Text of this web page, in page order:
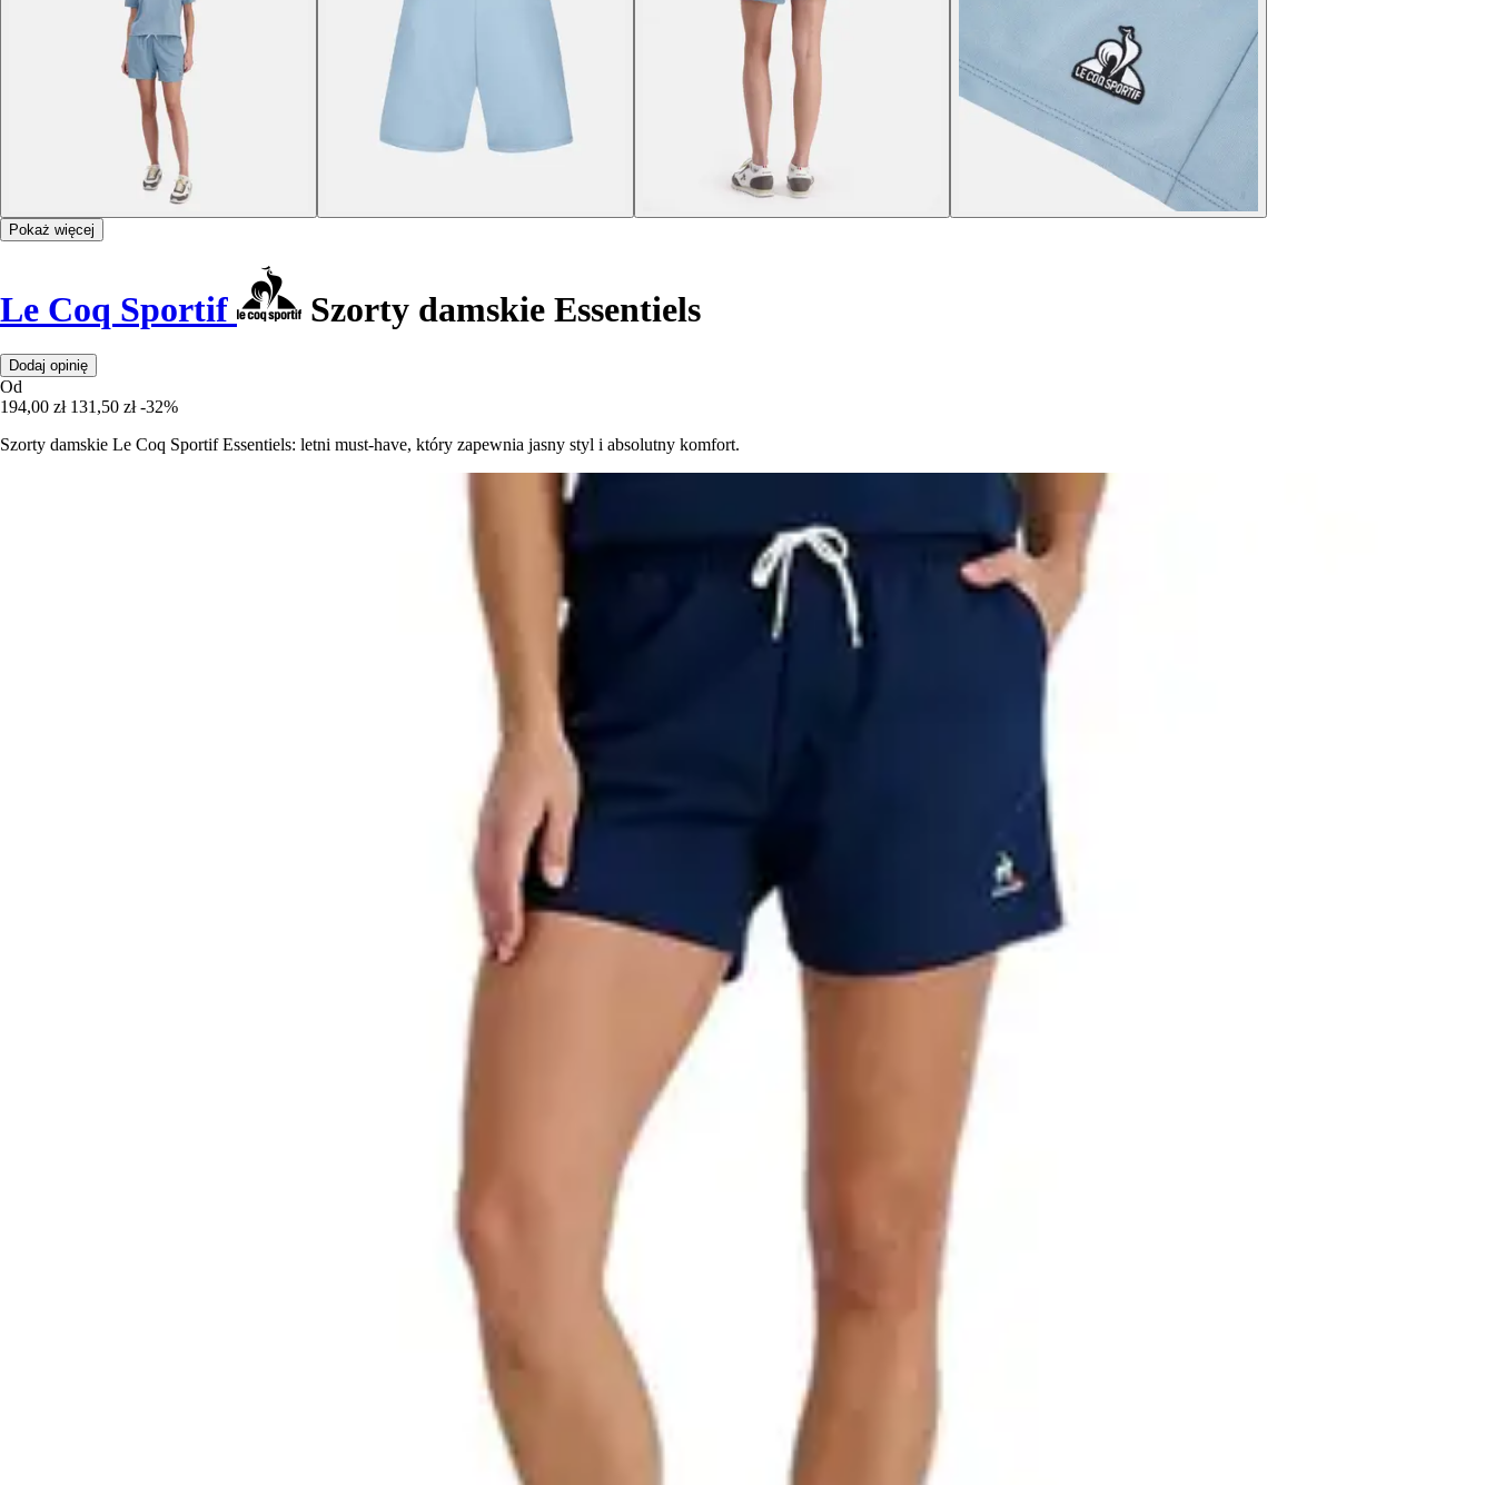
Pokaż więcej
Le Coq Sportif Szorty damskie Essentiels
Dodaj opinię
Od
194,00 zł 131,50 zł -32%
Szorty damskie Le Coq Sportif Essentiels: letni must-have, który zapewnia jasny styl i absolutny komfort.